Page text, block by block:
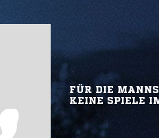
FÜR DIE
KEINE SPIELE